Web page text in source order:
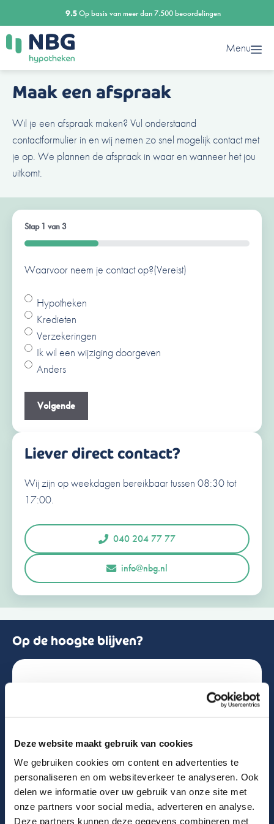
Deze website maakt gebruik van cookies
We gebruiken cookies om content en advertenties te
personaliseren en om websiteverkeer te analyseren. Ook
delen we informatie over uw gebruik van onze site met
onze partners voor social media, adverteren en analyse.
Deze partners kunnen deze gegevens combineren met
naar
de
inhoud
9.5Op basis van meer dan 7.500 beoordelingen
Menu
Maak een afspraak
Wil je een afspraak maken? Vul onderstaand
contactformulier in en wij nemen zo snel mogelijk contact met
je op. We plannen de afspraak in waar en wanneer het jou
uitkomt.
Stap 1 van3
33%
Waarvoor neem je contact op?(Vereist)
Hypotheken
Kredieten
Verzekeringen
Ik wil een wijziging doorgeven
Anders
Ben je al een klant van ons?(Vereist)
Ja
Nee
Naam(Vereist)
V
o
r
a
m
e
r
n
a
m
Je e-mailadres
Je telefoonnummer(Vereist)
e
r
a
1
Opmerkingen of vragen
Liever direct contact?
Wij zijn op weekdagen bereikbaar tussen 08:30 tot
17:00.
040 204 77 77
info@nbg.nl
Op de hoogte blijven?
Schrijf je in voor de nieuwsbrief!
Email